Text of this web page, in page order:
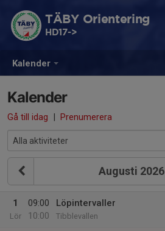
Kalender
TÄBY Orientering
HD17->
Kalender
Gå till idag | Prenumerera
Augusti 2026
1
Lör
09:00
10:00
Löpintervaller
Tibblevallen